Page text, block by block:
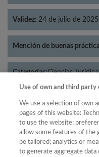
Validez: 24 de julio de 2025
Mención de buenas
Categorías:Ciencias
Año
Año Filtrar
Use of own and third party
We use a selection of own
pages of this website:
to use the website;
allow some features of the
be tailored; analytics or
to generate aggregate data